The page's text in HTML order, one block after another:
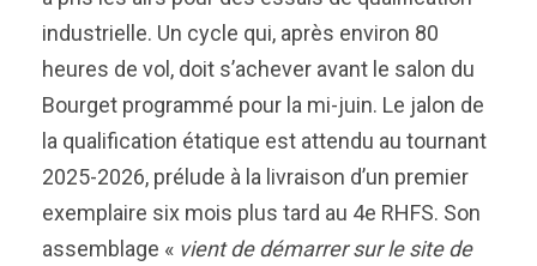
industrielle. Un cycle qui, après environ 80
heures de vol, doit s’achever avant le salon du
Bourget programmé pour la mi-juin. Le jalon de
la qualification étatique est attendu au tournant
2025-2026, prélude à la livraison d’un premier
exemplaire six mois plus tard au 4e RHFS. Son
assemblage « vient de démarrer sur le site de